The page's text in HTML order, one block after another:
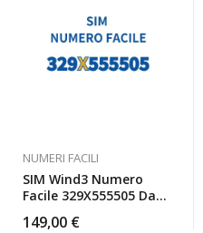
NUMERI FACILI
SIM Wind3 Numero
Facile 329X555505 Da
149,00 €